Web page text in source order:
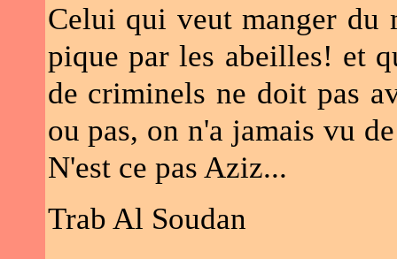
Celui qui veut manger du
pique par les abeilles! et
de criminels ne doit pas
ou pas, on n'a jamais vu
N'est ce pas Aziz...
Trab Al Soudan